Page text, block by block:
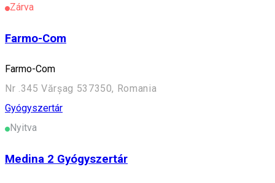
Zárva
Farmo-Com
Farmo-Com
Nr .345 Vărșag 537350, Romania
Gyógyszertár
Nyitva
Medina 2 Gyógyszertár